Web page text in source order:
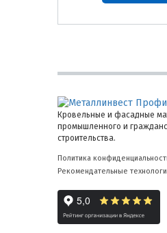
Кровельные и фасадные
промышленного и
строительства.
Политика
Рекомендательные